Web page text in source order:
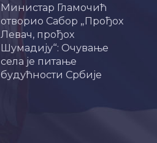
Министар Гламочић
отворио Сабор „Прођох
Левач, прођох
Шумадију“: Очување
села је питање
будућности Србије